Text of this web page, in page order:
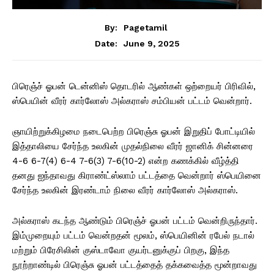
By:
Pagetamil
Date:
June 9, 2025
பிரெஞ்ச் ஓபன் டென்னிஸ் தொடரில் ஆண்கள் ஒற்றையர் பிரிவில்,
ஸ்பெயின் வீரர் கார்லோஸ் அல்கராஸ் சம்பியன் பட்டம் வென்றார்.
ஞாயிற்றுக்கிழமை நடைபெற்ற பிரெஞ்சு ஓபன் இறுதிப் போட்டியில்
இத்தாலியை சேர்ந்த உலகின் முதல்நிலை வீரர் ஜானிக் சின்னரை
4-6 6-7(4) 6-4 7-6(3) 7-6(10-2) என்ற கணக்கில் வீழ்த்தி
தனது ஐந்தாவது கிராண்ட்ஸ்லாம் பட்டத்தை வென்றார் ஸ்பெயினை
சேர்ந்த உலகின் இரண்டாம் நிலை வீரர் கார்லோஸ் அல்கராஸ்.
அல்கராஸ் கடந்த ஆண்டும் பிரெஞ்ச் ஓபன் பட்டம் வென்றிருந்தார்.
இம்முறையும் பட்டம் வென்றதன் மூலம், ஸ்பெயினின் ரபேல் நடால்
மற்றும் பிரேசிலின் குஸ்டாவோ குயர்டனுக்குப் பிறகு, இந்த
நூற்றாண்டில் பிரெஞ்சு ஓபன் பட்டத்தைத் தக்கவைத்த மூன்றாவது